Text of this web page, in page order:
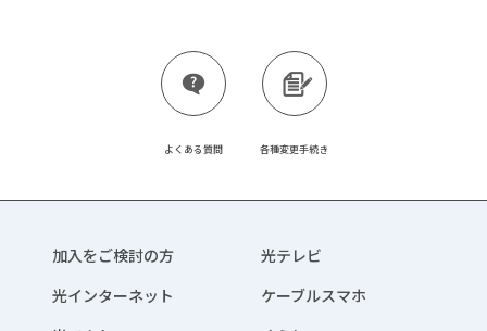
よくある質問 各種変更手続き
加入をご検討の方
光テレビ
光インターネット
ケーブルスマホ